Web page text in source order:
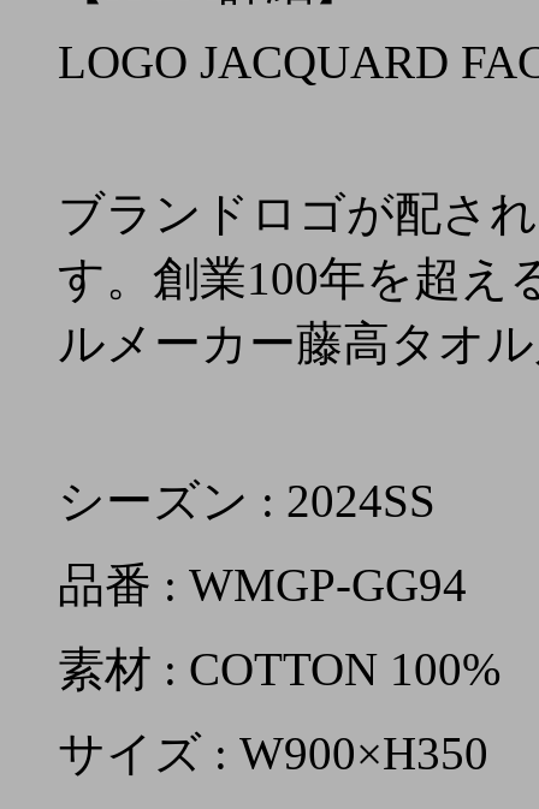
LOGO JACQUARD
ブランドロゴが配さ
す。創業100年を超え
ルメーカー藤高タオ
シーズン : 2024SS
品番 : WMGP-GG94
素材 : COTTON 100%
サイズ : W900×H350